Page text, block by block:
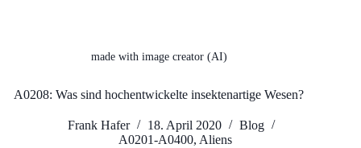
made with image creator (AI)
A0208: Was sind hochentwickelte insektenartige Wesen?
Frank Hafer 18. April 2020
Blog
A0201-A0400, Aliens